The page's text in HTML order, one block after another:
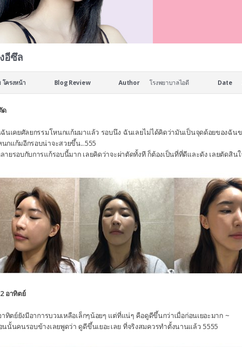
อีซึล
โครงหน้า Blog Review Author โรงพยาบาลไอดี Date
ด
ฉันเคยศัลยกรรมโหนกแก้มมาแล้ว รอบนึง ฉันเลยไม่ได้คิดว่ามันเป็นจุดด้อยของฉั
นกแก้มอีกรอบน่าจะสวยขึ้น...555
ายรอบกับการแก้รอบนี้มาก เลยคิดว่าจะผ่าตัดทั้งที ก็ต้องเป็นที่ที่ดีและดัง เลยตัดสิน
อาทิตย์
ทิตย์ยังมีอาการบวมเหลือเล็กๆน้อยๆ แต่ที่แน่ๆ คือดูดีขึ้นกว่าเมื่อก่อนเยอะมาก ~
นนั้นคนรอบข้างเลยพูดว่า ดูดีขึ้นเยอะเลย ที่จริงสมควรทำตั้งนานแล้ว 5555